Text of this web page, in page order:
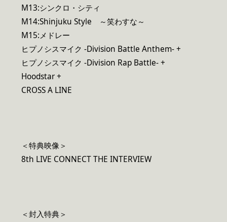
M13:シンクロ・シティ
M14:Shinjuku Style ～笑わすな～
M15:メドレー
ヒプノシスマイク -Division Battle Anthem- +
ヒプノシスマイク -Division Rap Battle- +
Hoodstar +
CROSS A LINE
＜特典映像＞
8th LIVE CONNECT THE INTERVIEW
＜封入特典＞